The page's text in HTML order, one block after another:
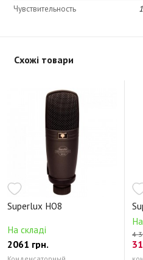
Чувствительность
Схожі товари
Superlux HO8
На складі
2061 грн.
Конденсаторный
4